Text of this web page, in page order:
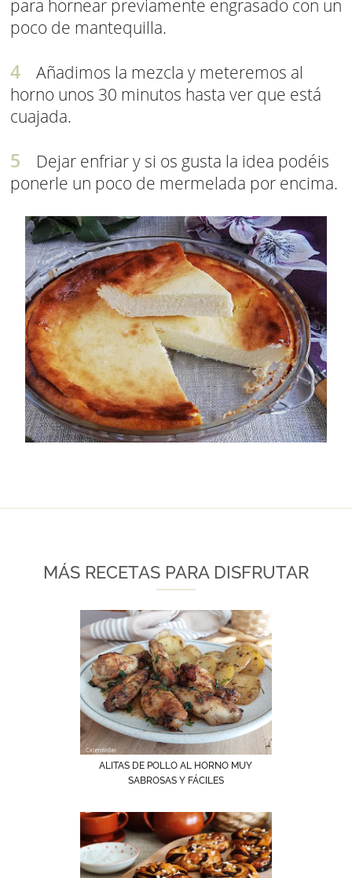
para hornear previamente engrasado con un
poco de mantequilla.
Añadimos la mezcla y meteremos al
horno unos 30 minutos hasta ver que está
cuajada.
Dejar enfriar y si os gusta la idea podéis
ponerle un poco de mermelada por encima.
MÁS RECETAS PARA DISFRUTAR
ALITAS DE POLLO AL HORNO MUY
SABROSAS Y FÁCILES